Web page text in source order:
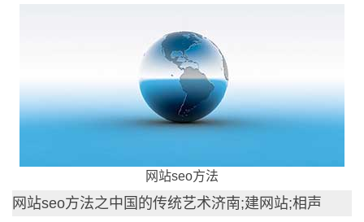
网站seo方法
网站seo方法之中国的传统艺术济南;建网站;相声